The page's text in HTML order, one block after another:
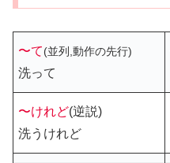
〜て(並列,動作の先行)
洗って
〜けれど(逆説)
洗うけれど